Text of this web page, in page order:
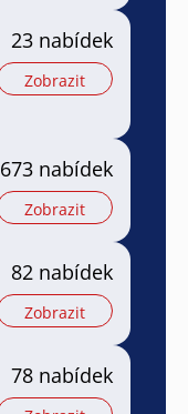
23 nabídek
Zobrazit
673 nabídek
Zobrazit
82 nabídek
Zobrazit
78 nabídek